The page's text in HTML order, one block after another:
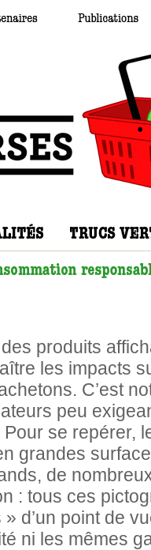
produits
les impacts
C’est
peu
se repérer,
grandes
de
: tous ces
d’un point de
ni les mêmes